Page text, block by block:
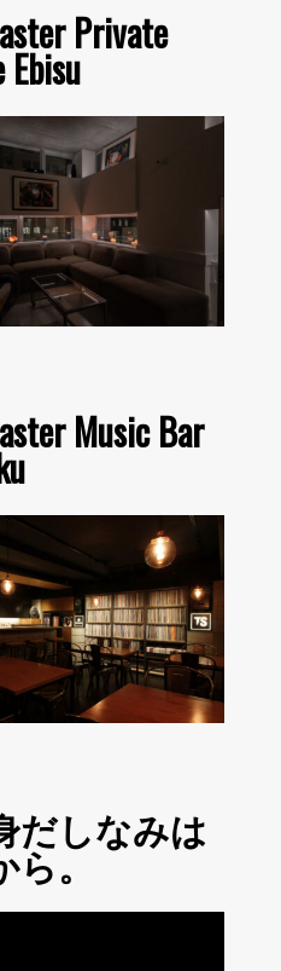
Private
Ebisu
Music Bar
だしなみは
ら。